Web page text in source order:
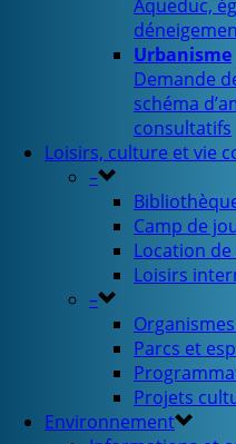
Aqueduc,
Urbanisme
Demande
schéma
consultatifs
Loisirs, culture et vie
–
Camp de
Location de
Loisirs
–
Parcs et
Projets
Environnement